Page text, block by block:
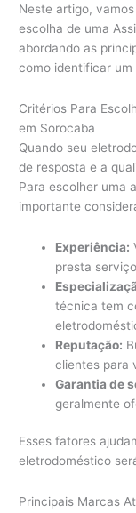
Neste artigo,
escolha de uma
abordando as
como identificar um
Critérios Para
em Sorocaba
Quando seu
de resposta e a
Para escolher uma
importante
Experiência:
presta
técnica tem
Reputação:
clientes para
Garantia de
geralmente
Esses fatores
eletrodoméstico
Principais Marcas